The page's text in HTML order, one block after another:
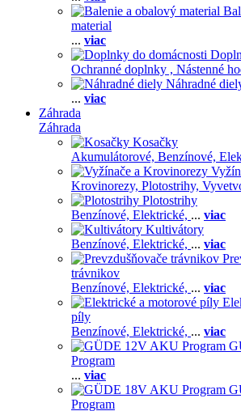
material
... viac
Ochranné doplnky , Nástenné
Náhradné
... viac
Záhrada
Záhrada
Kosačky
Akumulátorové, Benzínové,
Krovinorezy, Plotostrihy,
Plotostrihy
Benzínové, Elektrické, ... viac
Kultivátory
Benzínové, Elektrické, ... viac
trávnikov
Benzínové, Elektrické, ... viac
píly
Benzínové, Elektrické, ... viac
Program
... viac
Program